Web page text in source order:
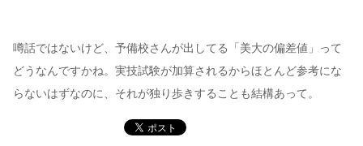
噂話ではないけど、予備校さんが出してる「美大の偏差値」って
どうなんですかね。実技試験が加算されるからほとんど参考にな
らないはずなのに、それが独り歩きすることも結構あって。